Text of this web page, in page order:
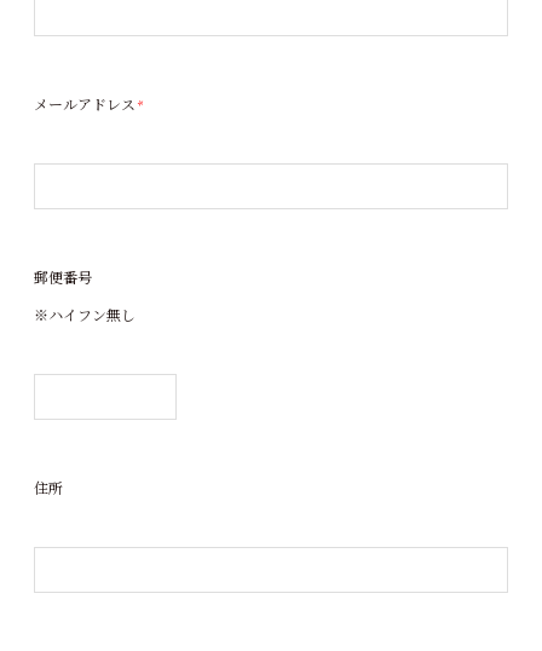
メールアドレス *
郵便番号
※ハイフン無し
住所